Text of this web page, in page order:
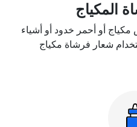
المكياج
أو أحمر خدود أو أشياء